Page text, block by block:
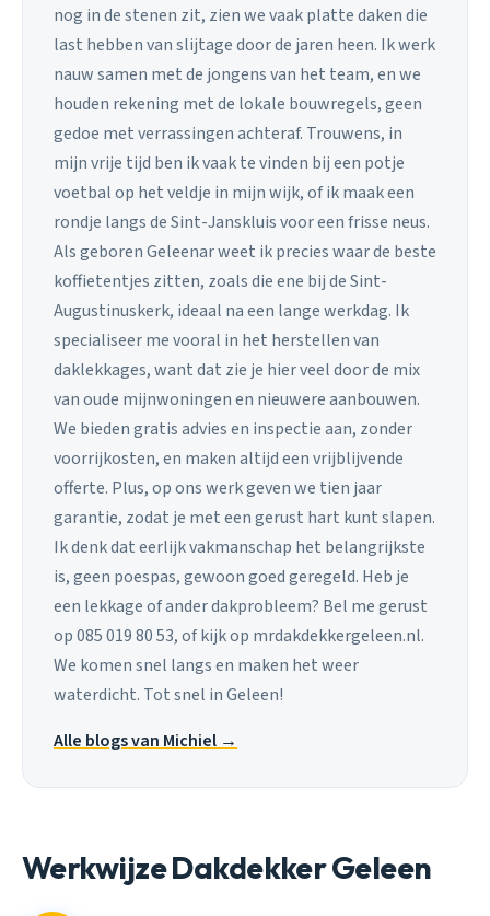
nog in de stenen zit, zien we vaak platte daken die
last hebben van slijtage door de jaren heen. Ik werk
nauw samen met de jongens van het team, en we
houden rekening met de lokale bouwregels, geen
gedoe met verrassingen achteraf. Trouwens, in
mijn vrije tijd ben ik vaak te vinden bij een potje
voetbal op het veldje in mijn wijk, of ik maak een
rondje langs de Sint-Janskluis voor een frisse neus.
Als geboren Geleenar weet ik precies waar de beste
koffietentjes zitten, zoals die ene bij de Sint-
Augustinuskerk, ideaal na een lange werkdag. Ik
specialiseer me vooral in het herstellen van
daklekkages, want dat zie je hier veel door de mix
van oude mijnwoningen en nieuwere aanbouwen.
We bieden gratis advies en inspectie aan, zonder
voorrijkosten, en maken altijd een vrijblijvende
offerte. Plus, op ons werk geven we tien jaar
garantie, zodat je met een gerust hart kunt slapen.
Ik denk dat eerlijk vakmanschap het belangrijkste
is, geen poespas, gewoon goed geregeld. Heb je
een lekkage of ander dakprobleem? Bel me gerust
op 085 019 80 53, of kijk op mrdakdekkergeleen.nl.
We komen snel langs en maken het weer
waterdicht. Tot snel in Geleen!
Alle blogs van Michiel →
Werkwijze Dakdekker Geleen